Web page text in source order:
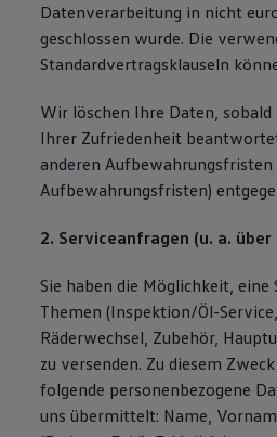
Datenverarbeitung in nicht
geschlossen wurde. Die
Standardvertragsklauseln
Wir löschen Ihre Daten,
Ihrer Zufriedenheit
anderen Aufbewahrungsfristen
Aufbewahrungsfristen)
2. Serviceanfragen (u. a.
Sie haben die Möglichkeit, eine
Themen (Inspektion/Öl-
Räderwechsel, Zubehör,
zu versenden. Zu diesem
folgende personenbezogene
uns übermittelt: Name,